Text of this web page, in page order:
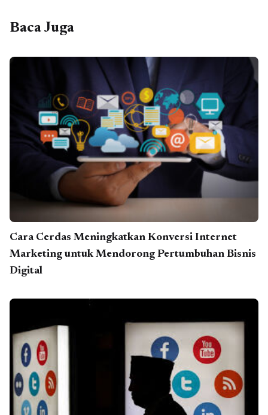
Baca Juga
Cara Cerdas Meningkatkan Konversi Internet
Marketing untuk Mendorong Pertumbuhan Bisnis
Digital